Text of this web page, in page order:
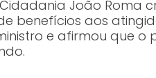
João Roma
benefícios aos
e afirmou que o